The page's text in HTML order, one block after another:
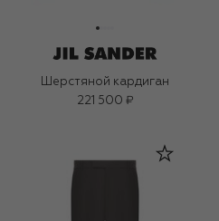
Шерстяной кардиган
221 500 ₽